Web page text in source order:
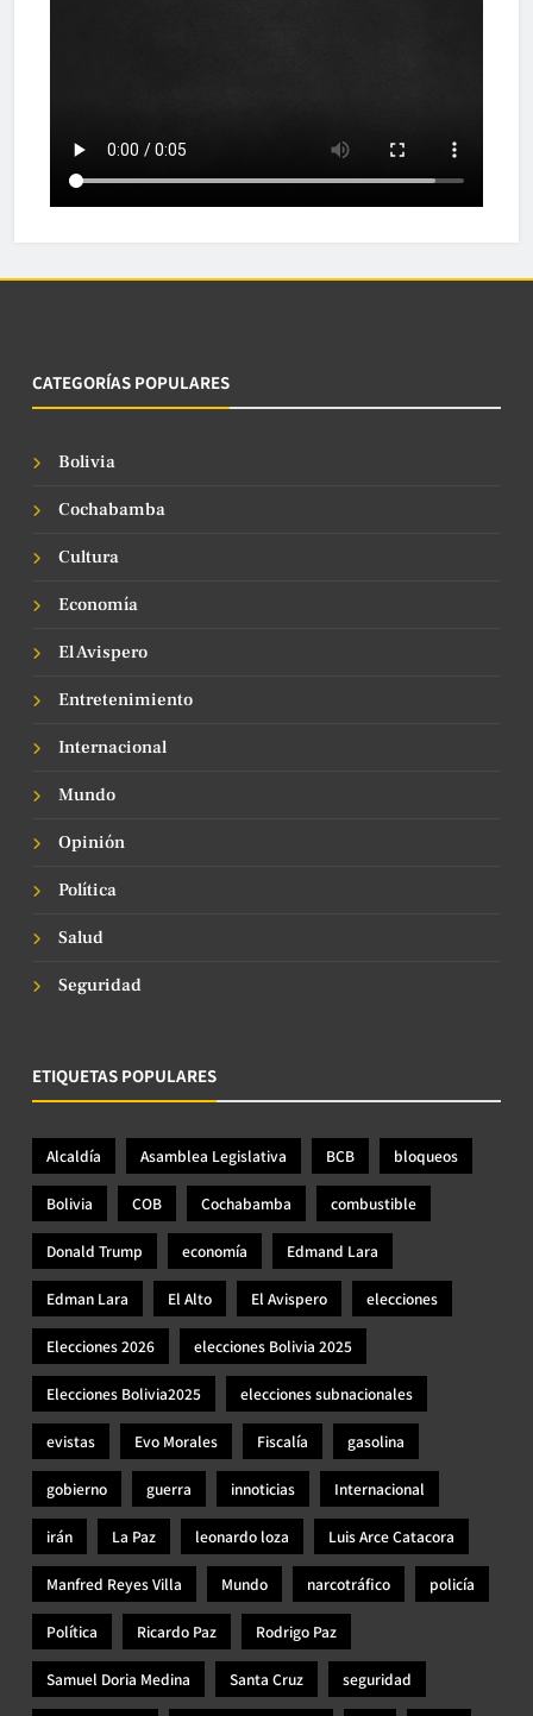
CATEGORÍAS POPULARES
Bolivia
Cochabamba
Cultura
Economía
El Avispero
Entretenimiento
Internacional
Mundo
Opinión
Política
Salud
Seguridad
ETIQUETAS POPULARES
Alcaldía Asamblea Legislativa BCB bloqueos
Bolivia COB Cochabamba combustible
Donald Trump economía Edmand Lara
Edman Lara El Alto El Avispero elecciones
Elecciones 2026 elecciones Bolivia 2025
Elecciones Bolivia2025 elecciones subnacionales
evistas Evo Morales Fiscalía gasolina
gobierno guerra innoticias Internacional
irán La Paz leonardo loza Luis Arce Catacora
Manfred Reyes Villa Mundo narcotráfico policía
Política Ricardo Paz Rodrigo Paz
Samuel Doria Medina Santa Cruz seguridad